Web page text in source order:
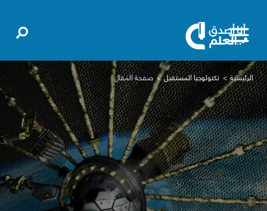
الرئيسية تكنولوجيا المستقبل صفحة المقال